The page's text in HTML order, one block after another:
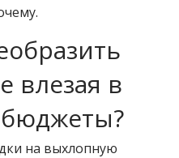
влезая в
на выхлопную